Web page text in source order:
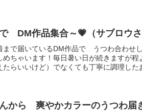
DM作品集合～💗（サブロウ
まで届いているDM作品で うつわ合わせ
めちゃいます！毎日暑い日が続きますが
たらいいけど）でなくても丁寧に調理した
から 爽やかカラーのうつわ届